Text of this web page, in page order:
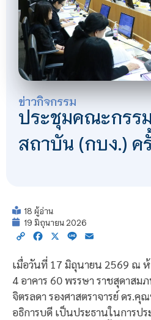
ข่าวกิจกรรม
ประชุมคณะกรร
สถาบัน (กบง.) ค
18 ผู้อ่าน
19 มิถุนายน 2026
Copy Facebook
X Line
เมื่อวันที่ 17 มิถุนายน 2569 ณ
4 อาคาร 60 พรรษา ราชสุดาสม
จิตรลดา รองศาสตราจารย์ ดร
อธิการบดี เป็นประธานในการป